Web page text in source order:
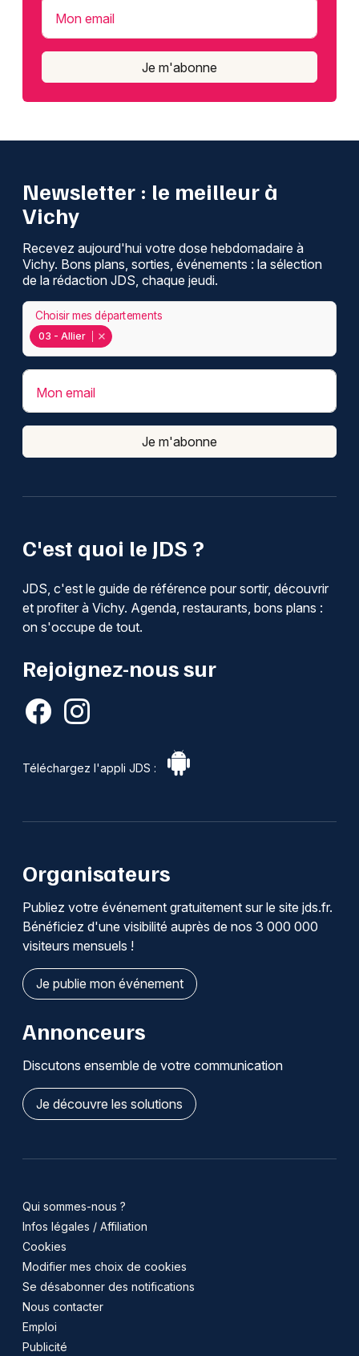
Mon email
Je m'abonne
C'est quoi le JDS ?
JDS, c'est le guide de référence pour sortir, découvrir
et profiter à Vichy. Agenda, restaurants, bons plans :
on s'occupe de tout.
Rejoignez-nous sur
Téléchargez l'appli JDS :
Newsletter : le meilleur à
Vichy
Recevez aujourd'hui votre dose hebdomadaire à
Vichy. Bons plans, sorties, événements : la sélection
de la rédaction JDS, chaque jeudi.
03 - Allier
Choisir mes départements
Mon email
Je m'abonne
Organisateurs
Publiez votre événement gratuitement sur le site jds.fr.
Bénéficiez d'une visibilité auprès de nos 3 000 000
visiteurs mensuels !
Je publie mon événement
Annonceurs
Discutons ensemble de votre communication
Je découvre les solutions
Qui sommes-nous ?
Infos légales / Affiliation
Cookies
Modifier mes choix de cookies
Se désabonner des notifications
Nous contacter
Emploi
Publicité